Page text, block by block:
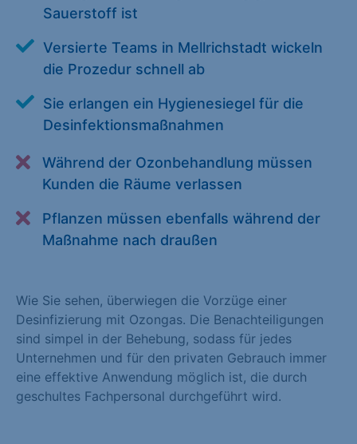
Sauerstoff ist
Versierte Teams in Mellrichstadt wickeln
die Prozedur schnell ab
Sie erlangen ein Hygienesiegel für die
Desinfektionsmaßnahmen
Während der Ozonbehandlung müssen
Kunden die Räume verlassen
Pflanzen müssen ebenfalls während der
Maßnahme nach draußen
Wie Sie sehen, überwiegen die Vorzüge einer
Desinfizierung mit Ozongas. Die Benachteiligungen
sind simpel in der Behebung, sodass für jedes
Unternehmen und für den privaten Gebrauch immer
eine effektive Anwendung möglich ist, die durch
geschultes Fachpersonal durchgeführt wird.
Alle akzeptieren
Zurück
Essenziell (1)
Essenzielle Cookies ermöglichen grundlegende Funktionen und
Cookie-Informationen anzeigen
Statistik Cookies erfassen Informationen anonym. Diese
anonym. Diese Informationen helfen uns zu verstehen, wie
unsere Besucher unsere Website nutzen.
Cookie-Informationen anzeigen
Marketing (1)
Marketing-Cookies werden von Drittanbietern oder Publishern